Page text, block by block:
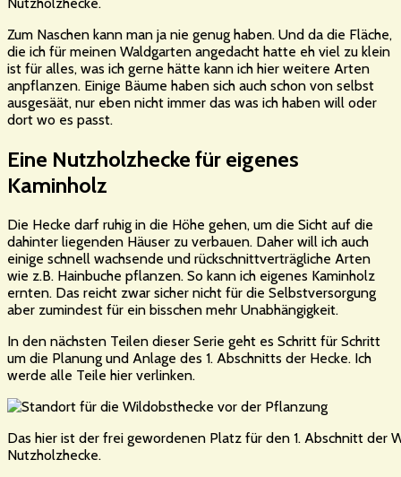
Nutzholzhecke.
Zum Naschen kann man ja nie genug haben. Und da die Fläche,
die ich für meinen Waldgarten angedacht hatte eh viel zu klein
ist für alles, was ich gerne hätte kann ich hier weitere Arten
anpflanzen. Einige Bäume haben sich auch schon von selbst
ausgesäät, nur eben nicht immer das was ich haben will oder
dort wo es passt.
Eine Nutzholzhecke für eigenes
Kaminholz
Die Hecke darf ruhig in die Höhe gehen, um die Sicht auf die
dahinter liegenden Häuser zu verbauen. Daher will ich auch
einige schnell wachsende und rückschnittverträgliche Arten
wie z.B. Hainbuche pflanzen. So kann ich eigenes Kaminholz
ernten. Das reicht zwar sicher nicht für die Selbstversorgung
aber zumindest für ein bisschen mehr Unabhängigkeit.
In den nächsten Teilen dieser Serie geht es Schritt für Schritt
um die Planung und Anlage des 1. Abschnitts der Hecke. Ich
werde alle Teile hier verlinken.
Das hier ist der frei gewordenen Platz für den 1. Abschnitt der
Nutzholzhecke.